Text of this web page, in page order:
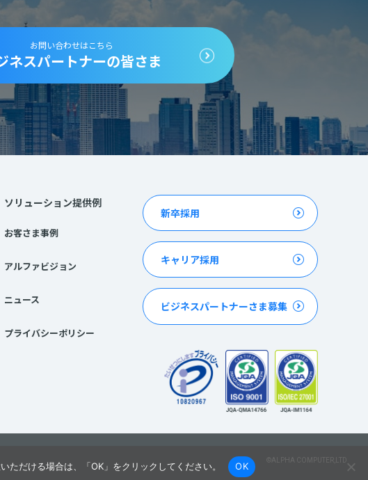
お問い合わせはこちら
ネスパートナーの皆さま
ソリューション提供例
お客さま事例
アルファビジョン
ニュース
プライバシーポリシー
新卒採用
キャリア採用
ビジネスパートナーさま募集
©ALPHA COMPUTER,LTD
だける場合は、「OK」をクリックしてください。 OK